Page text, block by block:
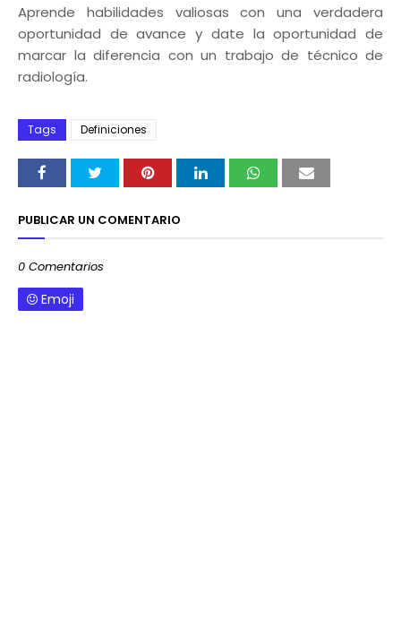
Aprende habilidades valiosas con una verdadera
oportunidad de avance y date la oportunidad de
marcar la diferencia con un trabajo de técnico de
radiología.
Tags Definiciones
PUBLICAR UN COMENTARIO
0 Comentarios
Emoji